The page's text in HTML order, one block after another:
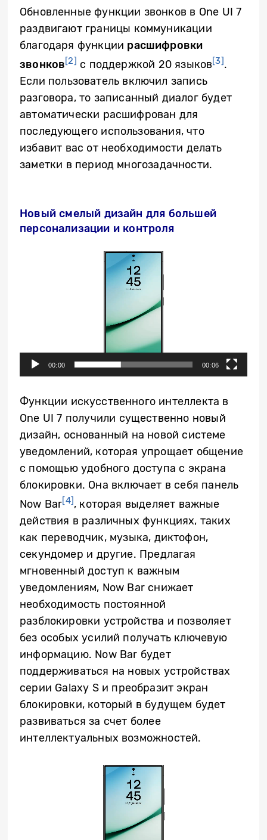
Обновленные функции звонков в One UI 7
раздвигают границы коммуникации
благодаря функции расшифровки
звонков[2] с поддержкой 20 языков[3].
Если пользователь включил запись
разговора, то записанный диалог будет
автоматически расшифрован для
последующего использования, что
избавит вас от необходимости делать
заметки в период многозадачности.
Новый смелый дизайн для большей
персонализации и контроля
00:00 00:06
Функции искусственного интеллекта в
One UI 7 получили существенно новый
дизайн, основанный на новой системе
уведомлений, которая упрощает общение
с помощью удобного доступа с экрана
блокировки. Она включает в себя панель
Now Bar[4], которая выделяет важные
действия в различных функциях, таких
как переводчик, музыка, диктофон,
секундомер и другие. Предлагая
мгновенный доступ к важным
уведомлениям, Now Bar снижает
необходимость постоянной
разблокировки устройства и позволяет
без особых усилий получать ключевую
информацию. Now Bar будет
поддерживаться на новых устройствах
серии Galaxy S и преобразит экран
блокировки, который в будущем будет
развиваться за счет более
интеллектуальных возможностей.